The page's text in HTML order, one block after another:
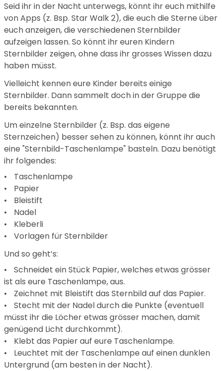
Seid ihr in der Nacht unterwegs, könnt ihr euch mithilfe
von Apps (z. Bsp. Star Walk 2), die euch die Sterne über
euch anzeigen, die verschiedenen Sternbilder
aufzeigen lassen. So könnt ihr euren Kindern
Sternbilder zeigen, ohne dass ihr grosses Wissen dazu
haben müsst.
Vielleicht kennen eure Kinder bereits einige
Sternbilder. Dann sammelt doch in der Gruppe die
bereits bekannten.
Um einzelne Sternbilder (z. Bsp. das eigene
Sternzeichen) besser sehen zu können, könnt ihr auch
eine "Sternbild-Taschenlampe" basteln. Dazu benötigt
ihr folgendes:
Taschenlampe
Papier
Bleistift
Nadel
Kleberli
Vorlagen für Sternbilder
Und so geht’s:
Schneidet ein Stück Papier, welches etwas grösser
ist als eure Taschenlampe, aus.
Zeichnet mit Bleistift das Sternbild auf das Papier.
Stecht mit der Nadel durch die Punkte (eventuell
müsst ihr die Löcher etwas grösser machen, damit
genügend Licht durchkommt).
Klebt das Papier auf eure Taschenlampe.
Leuchtet mit der Taschenlampe auf einen dunklen
Untergrund (am besten in der Nacht).